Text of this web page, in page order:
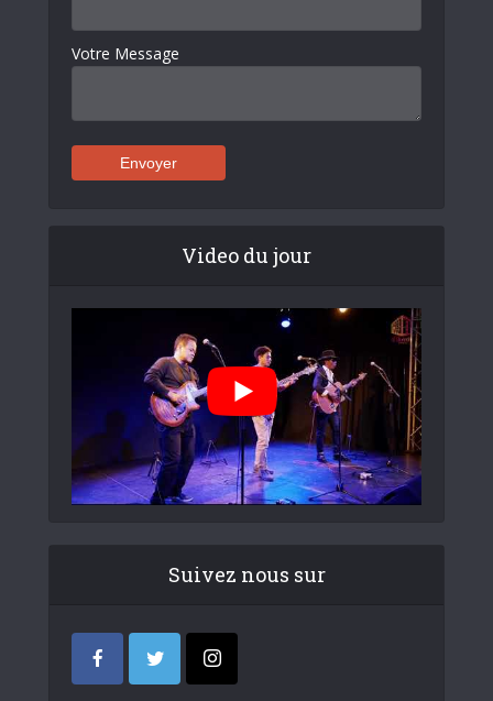
Votre Message
Video du jour
Suivez nous sur